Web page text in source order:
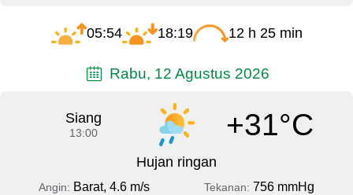
05:54 18:19 12 h 25 min
Rabu, 12 Agustus 2026
Siang
13:00 +31°C
Hujan ringan
Angin: Barat, 4.6 m/s Tekanan: 756 mmHg